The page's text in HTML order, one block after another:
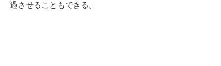
過させることもできる。